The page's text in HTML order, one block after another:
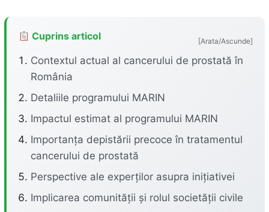
Cuprins articol [Arata/Ascunde]
Contextul actual al cancerului de prostată în
România
Detaliile programului MARIN
Impactul estimat al programului MARIN
Importanța depistării precoce în tratamentul
cancerului de prostată
Perspective ale experților asupra inițiativei
Implicarea comunității și rolul societății civile